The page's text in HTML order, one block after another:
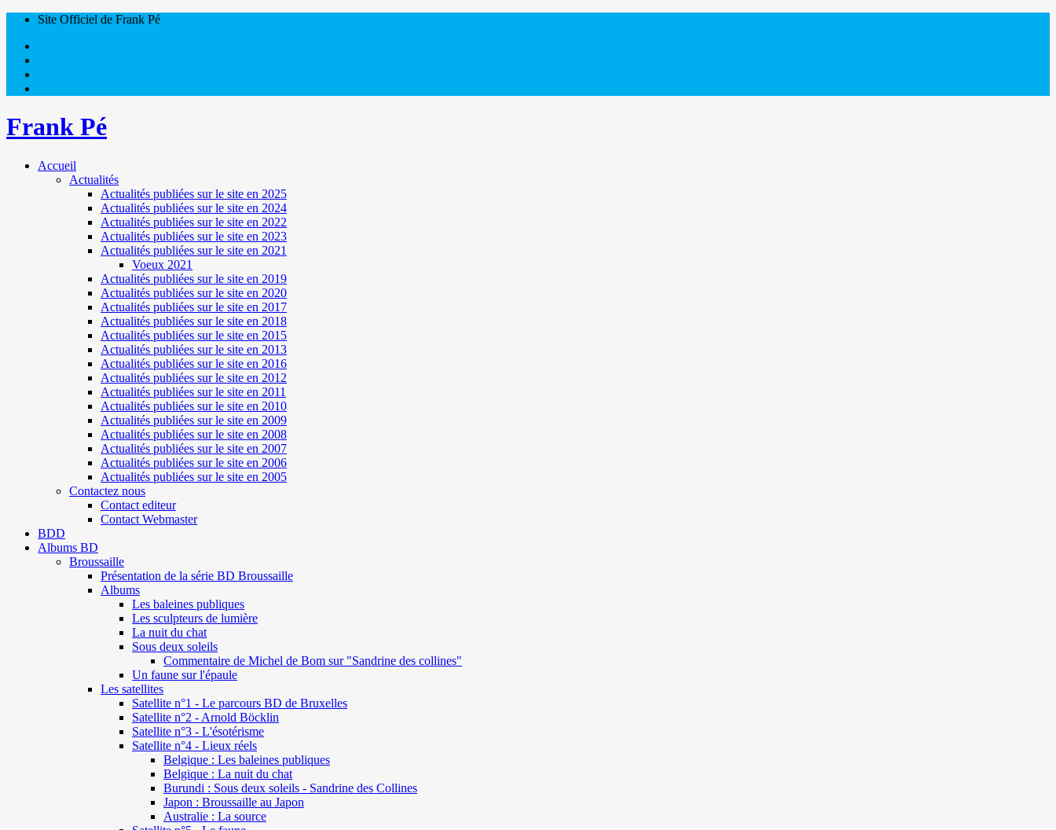
Site Officiel de Frank Pé
Frank Pé
Accueil
Actualités
Actualités publiées sur le site en 2025
Actualités publiées sur le site en 2024
Actualités publiées sur le site en 2022
Actualités publiées sur le site en 2023
Actualités publiées sur le site en 2021
Voeux 2021
Actualités publiées sur le site en 2019
Actualités publiées sur le site en 2020
Actualités publiées sur le site en 2017
Actualités publiées sur le site en 2018
Actualités publiées sur le site en 2015
Actualités publiées sur le site en 2013
Actualités publiées sur le site en 2016
Actualités publiées sur le site en 2012
Actualités publiées sur le site en 2011
Actualités publiées sur le site en 2010
Actualités publiées sur le site en 2009
Actualités publiées sur le site en 2008
Actualités publiées sur le site en 2007
Actualités publiées sur le site en 2006
Actualités publiées sur le site en 2005
Contactez nous
Contact editeur
Contact Webmaster
BDD
Albums BD
Broussaille
Présentation de la série BD Broussaille
Albums
Les baleines publiques
Les sculpteurs de lumière
La nuit du chat
Sous deux soleils
Commentaire de Michel de Bom sur "Sandrine des collines"
Un faune sur l'épaule
Les satellites
Satellite n°1 - Le parcours BD de Bruxelles
Satellite n°2 - Arnold Böcklin
Satellite n°3 - L'ésotérisme
Satellite n°4 - Lieux réels
Belgique : Les baleines publiques
Belgique : La nuit du chat
Burundi : Sous deux soleils - Sandrine des Collines
Japon : Broussaille au Japon
Australie : La source